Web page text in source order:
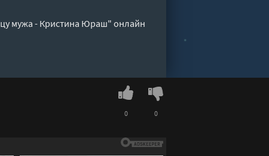
мужа - Кристина Юраш" онлайн
0 0